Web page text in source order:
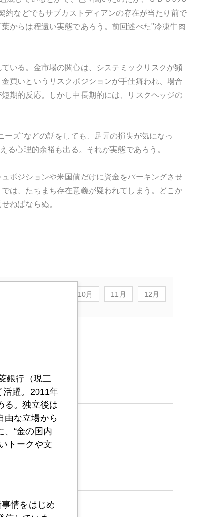
約などでもサブカストディアンの存在が当たり前で
からは程遠い実態であろう。前回述べた"冷凍牛肉
いる。金市場の関心は、システミックリスクが顕
買いというリスクポジションが手仕舞われ、場合
期的反応。しかし中長期的には、リスクヘッジの
ズ"などの話をしても、足元の損失が気になっ
る心理的余裕も出る。それが実態であろう。
ポジションや米国債だけに資金をパーキングさせ
は、たちまち存在意義が疑われてしまう。どこか
ねばならぬ。
10月 11月 12月
銀行（現三
活躍。2011年
る。独立後は
由な立場から
、“金の国内
トークや文
情をはじめ